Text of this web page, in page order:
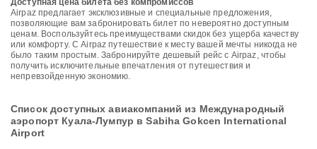
Доступная цена билета без компромиссов
Airpaz предлагает эксклюзивные и специальные предложения,
позволяющие вам забронировать билет по невероятно доступным
ценам. Воспользуйтесь преимуществами скидок без ущерба качеству
или комфорту. С Airpaz путешествие к месту вашей мечты никогда не
было таким простым. Забронируйте дешевый рейс с Airpaz, чтобы
получить исключительные впечатления от путешествия и
непревзойденную экономию.
Список доступных авиакомпаний из Международный
аэропорт Куала-Лумпур в Sabiha Gokcen International
Airport